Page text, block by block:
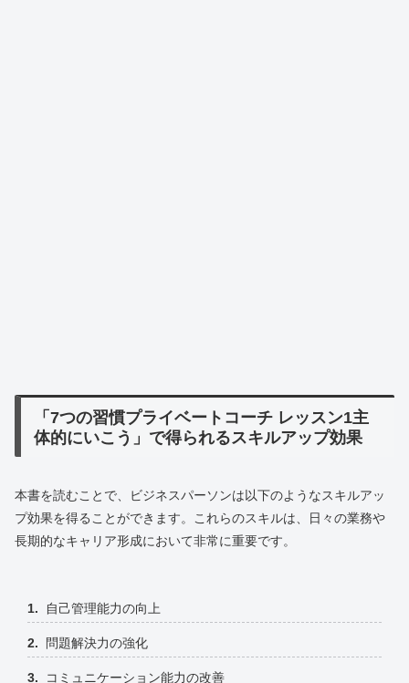
「7つの習慣プライベートコーチ レッスン1主
体的にいこう」で得られるスキルアップ効果
本書を読むことで、ビジネスパーソンは以下のようなスキルアッ
プ効果を得ることができます。これらのスキルは、日々の業務や
長期的なキャリア形成において非常に重要です。
自己管理能力の向上
問題解決力の強化
コミュニケーション能力の改善